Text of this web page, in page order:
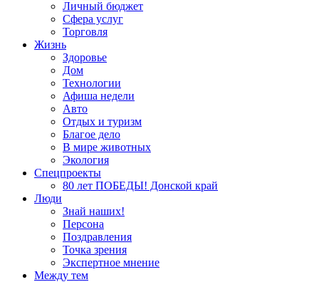
Личный бюджет
Сфера услуг
Торговля
Жизнь
Здоровье
Дом
Технологии
Афиша недели
Авто
Отдых и туризм
Благое дело
В мире животных
Экология
Спецпроекты
80 лет ПОБЕДЫ! Донской край
Люди
Знай наших!
Персона
Поздравления
Точка зрения
Экспертное мнение
Между тем